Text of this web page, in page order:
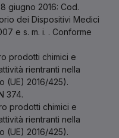
giugno 2016: Cod.
dei Dispositivi Medici
e s. m. i. . Conforme
prodotti chimici e
rientranti nella
(UE) 2016/425).
374.
prodotti chimici e
rientranti nella
(UE) 2016/425).